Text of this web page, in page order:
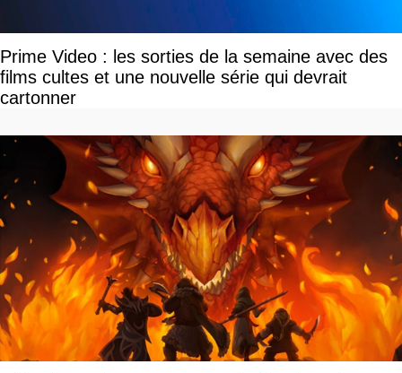
Prime Video : les sorties de la semaine avec des
films cultes et une nouvelle série qui devrait
cartonner